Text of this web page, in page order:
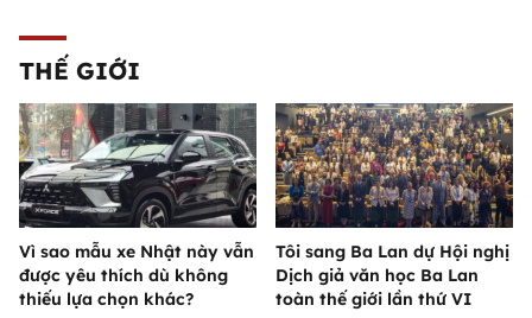
THẾ GIỚI
Vì sao mẫu xe Nhật này vẫn
được yêu thích dù không
thiếu lựa chọn khác?
Tôi sang Ba Lan dự Hội nghị
Dịch giả văn học Ba Lan
toàn thế giới lần thứ VI